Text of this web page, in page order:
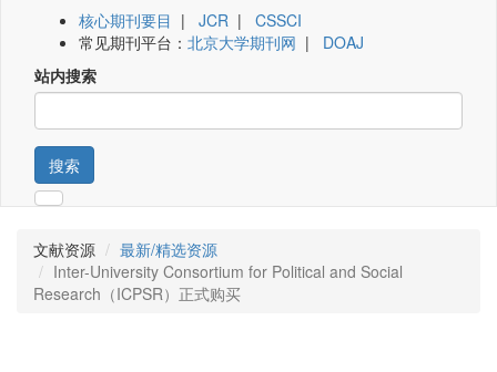
核心期刊要目 | JCR | CSSCI
常见期刊平台： 北京大学期刊网 | DOAJ
站内搜索
搜索
文献资源
最新/精选资源
Inter-University Consortium for Political and Social
Research（ICPSR）正式购买